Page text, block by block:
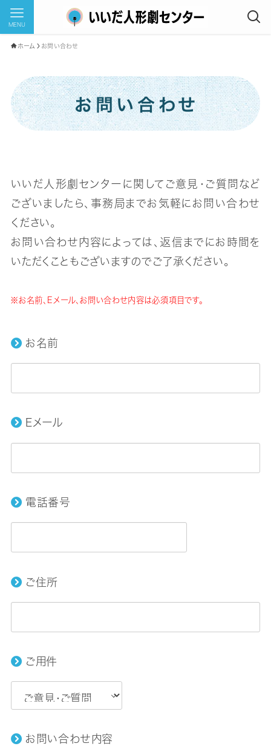
MENU
ホーム お問い合わせ
お問い合わせ
いいだ人形劇センターに関してご意見・ご質問など
ございましたら、事務局までお気軽にお問い合わせ
ください。
お問い合わせ内容によっては、返信までにお時間を
いただくこともございますのでご了承ください。
※お名前、Eメール、お問い合わせ内容は必須項目です。
お名前
Eメール
電話番号
ご住所
ご用件
お問い合わせ内容